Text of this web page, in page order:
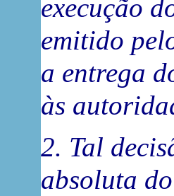
execução
emitido
a entrega
às
2. Tal
absoluta